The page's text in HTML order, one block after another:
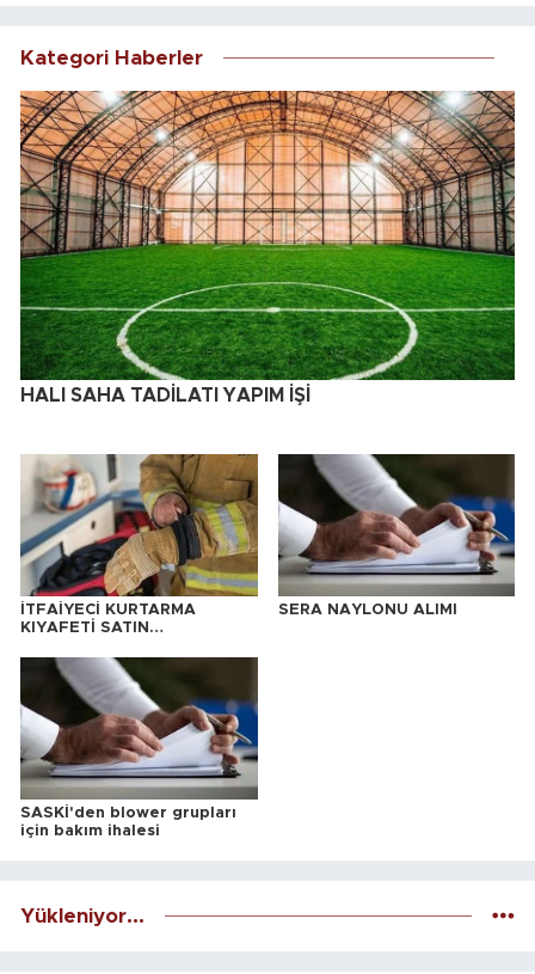
Kategori Haberler
HALI SAHA TADİLATI YAPIM İŞİ
İTFAİYECİ KURTARMA
KIYAFETİ SATIN
SERA NAYLONU ALIMI
SASKİ'den blower grupları
için bakım ihalesi
Yükleniyor...